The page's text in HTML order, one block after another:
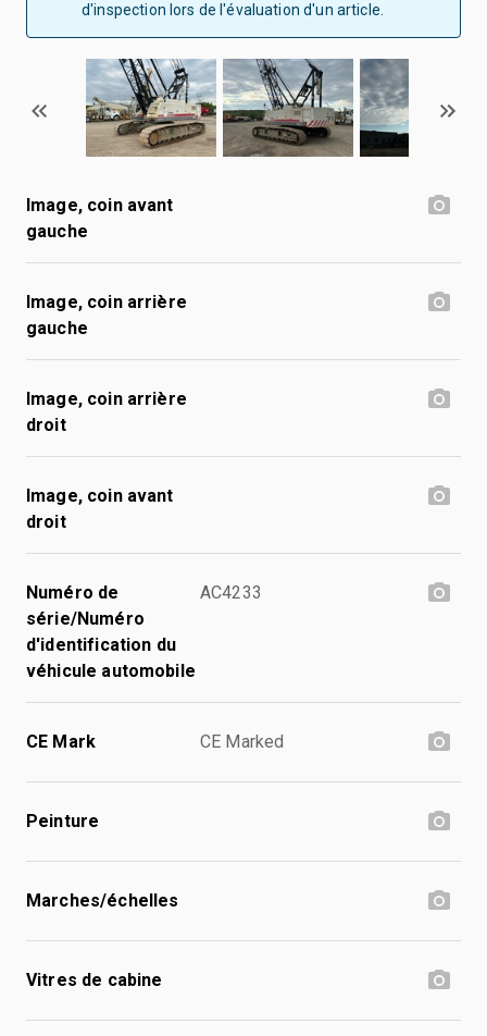
d'inspection lors de l'évaluation d'un article.
Image, coin avant
gauche
Image, coin arrière
gauche
Image, coin arrière
droit
Image, coin avant
droit
Numéro de
série/Numéro
d'identification du
véhicule automobile
AC4233
CE Mark CE Marked
Peinture
Marches/échelles
Vitres de cabine